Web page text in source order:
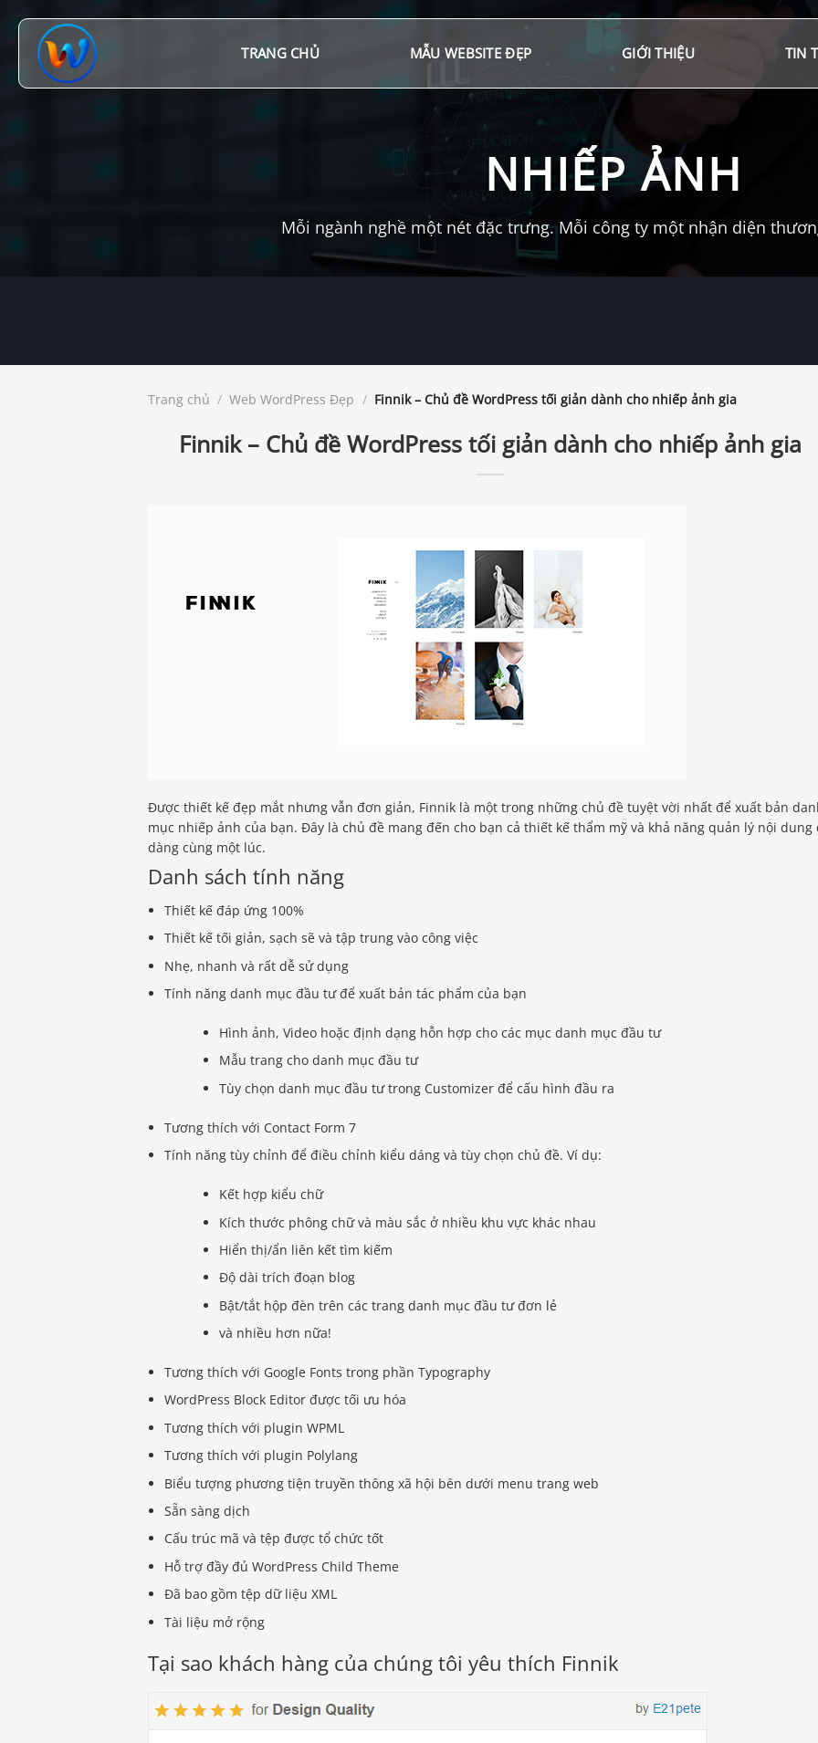
đến
TRANG CHỦ MẪU WEBSITE ĐẸP GIỚI THIỆU TIN
NHIẾP ẢNH
Mỗi ngành nghề một nét đặc trưng. Mỗi công ty một nhận diện
Trang chủ / Web WordPress Đẹp / Finnik – Chủ đề WordPress tối giản dành cho nhiếp ảnh gia
Finnik – Chủ đề WordPress tối giản dành cho nhiếp ảnh gia
Được thiết kế đẹp mắt nhưng vẫn đơn giản, Finnik là một trong những chủ đề tuyệt vời nhất để xuất bản
mục nhiếp ảnh của bạn. Đây là chủ đề mang đến cho bạn cả thiết kế thẩm mỹ và khả năng quản lý nội dung
dàng cùng một lúc.
Danh sách tính năng
Thiết kế đáp ứng 100%
Thiết kế tối giản, sạch sẽ và tập trung vào công việc
Nhẹ, nhanh và rất dễ sử dụng
Tính năng danh mục đầu tư để xuất bản tác phẩm của bạn
Hình ảnh, Video hoặc định dạng hỗn hợp cho các mục danh mục đầu tư
Mẫu trang cho danh mục đầu tư
Tùy chọn danh mục đầu tư trong Customizer để cấu hình đầu ra
Tương thích với Contact Form 7
Tính năng tùy chỉnh để điều chỉnh kiểu dáng và tùy chọn chủ đề. Ví dụ:
Kết hợp kiểu chữ
Kích thước phông chữ và màu sắc ở nhiều khu vực khác nhau
Hiển thị/ẩn liên kết tìm kiếm
Độ dài trích đoạn blog
Bật/tắt hộp đèn trên các trang danh mục đầu tư đơn lẻ
và nhiều hơn nữa!
Tương thích với Google Fonts trong phần Typography
WordPress Block Editor được tối ưu hóa
Tương thích với plugin WPML
Tương thích với plugin Polylang
Biểu tượng phương tiện truyền thông xã hội bên dưới menu trang web
Sẵn sàng dịch
Cấu trúc mã và tệp được tổ chức tốt
Hỗ trợ đầy đủ WordPress Child Theme
Đã bao gồm tệp dữ liệu XML
Tài liệu mở rộng
Tại sao khách hàng của chúng tôi yêu thích Finnik